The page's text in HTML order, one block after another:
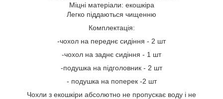
Міцні матеріали: екошкіра
Легко піддаються чищенню
Комплектація:
-чохол на переднє сидіння - 2 шт
-чохол на заднє сидіння - 1 шт
-подушка на підголовник - 2 шт
- подушка на поперек -2 шт
Чохли з екошкіри абсолютно не пропускає воду і не